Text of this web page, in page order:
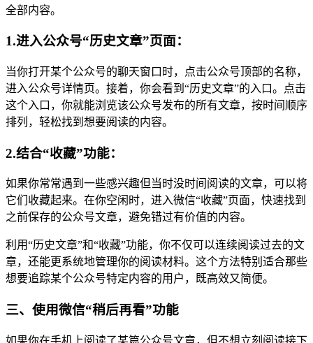
全部内容。
1.进入公众号“历史文章”页面：
当你打开某个公众号的聊天窗口时，点击公众号顶部的名称，
进入公众号详情页。接着，你会看到“历史文章”的入口。点击
这个入口，你就能浏览该公众号发布的所有文章，按时间顺序
排列，轻松找到想要阅读的内容。
2.结合“收藏”功能：
如果你常常遇到一些感兴趣但当时没时间阅读的文章，可以将
它们收藏起来。在你空闲时，进入微信“收藏”页面，快速找到
之前保存的公众号文章，避免错过有价值的内容。
利用“历史文章”和“收藏”功能，你不仅可以连续阅读过去的文
章，还能更系统地管理你的阅读材料。这个方法特别适合那些
想要追踪某个公众号特定内容的用户，既高效又简便。
三、使用微信“稍后再看”功能
如果你在手机上阅读了某篇公众号文章，但不想立刻阅读接下